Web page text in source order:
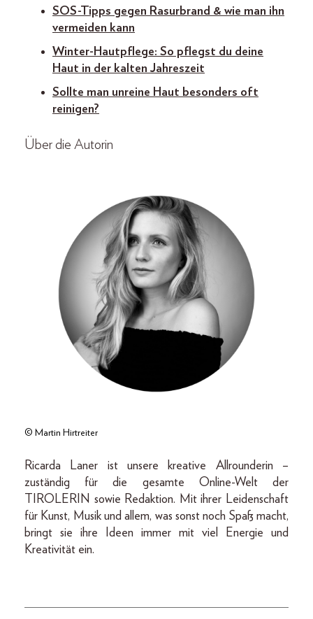
SOS-Tipps gegen Rasurbrand & wie man ihn
vermeiden kann
Winter-Hautpflege: So pflegst du deine
Haut in der kalten Jahreszeit
Sollte man unreine Haut besonders oft
reinigen?
Über die Autorin
© Martin Hirtreiter
Ricarda Laner ist unsere kreative Allrounderin –
zuständig für die gesamte Online-Welt der
TIROLERIN sowie Redaktion. Mit ihrer Leidenschaft
für Kunst, Musik und allem, was sonst noch Spaß macht,
bringt sie ihre Ideen immer mit viel Energie und
Kreativität ein.